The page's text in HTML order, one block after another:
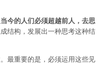
当今的人们必须超越前人，去思
结构，发展出一种思考这种结
最重要的是，必须运用这些见